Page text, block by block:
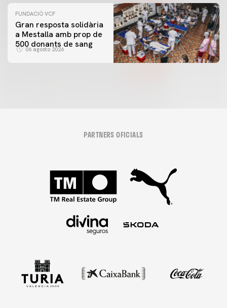
FUNDACIÓ VCF
Gran resposta solidària
a Mestalla amb prop de
500 donants de sang
06 agosto 2026
PARTNERS OFICIALS